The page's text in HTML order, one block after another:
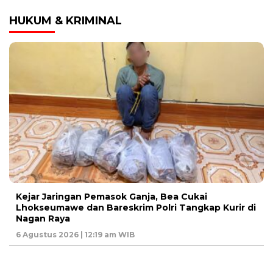
HUKUM & KRIMINAL
Kejar Jaringan Pemasok Ganja, Bea Cukai
Lhokseumawe dan Bareskrim Polri Tangkap Kurir di
Nagan Raya
6 Agustus 2026 | 12:19 am WIB